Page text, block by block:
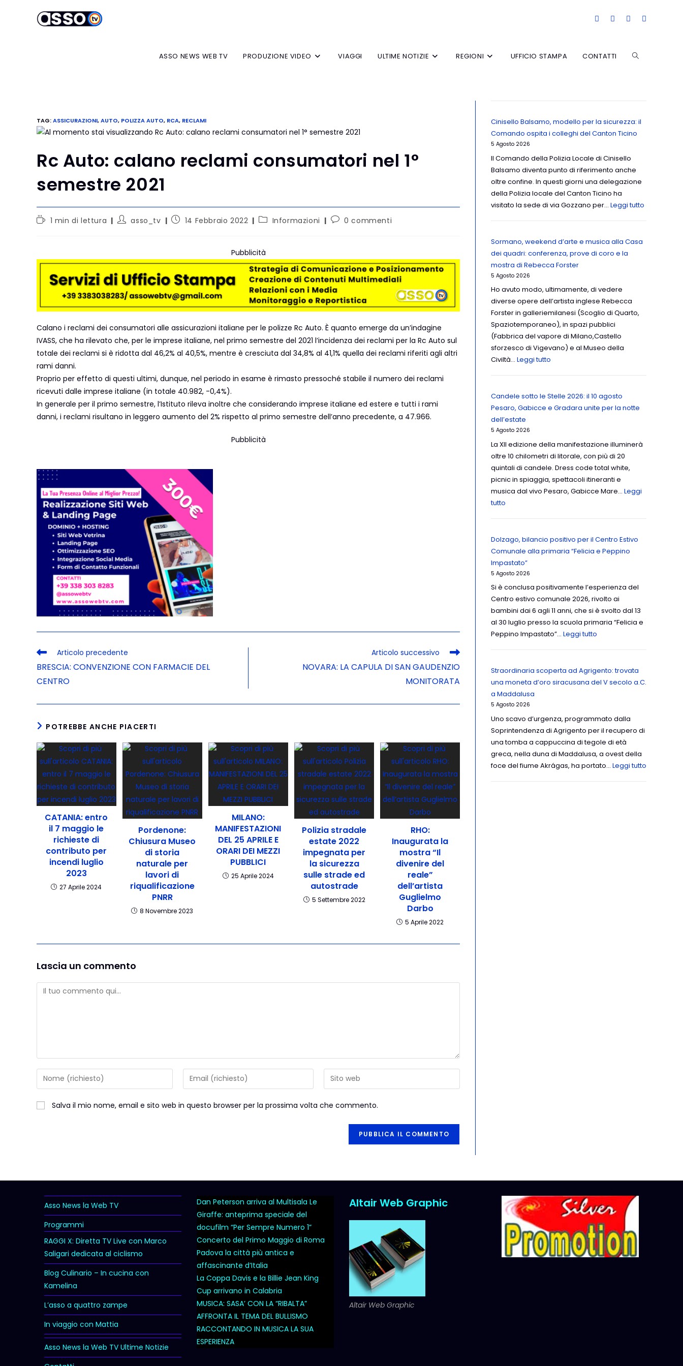
ASSO NEWS WEB TV PRODUZIONE VIDEO VIAGGI ULTIME NOTIZIE REGIONI UFFICIO STAMPA CONTATTI
TAG:ASSICURAZIONI,AUTO, POLIZZA AUTO, RCA, RECLAMI
Rc Auto: calano reclami consumatori nel 1°
semestre 2021
1 min di lettura asso_tv 14 Febbraio 2022 Informazioni 0 commenti
Pubblicità
Calano i reclami dei consumatori alle assicurazioni italiane per le polizze Rc Auto. È quanto emerge da un’indagine
IVASS, che ha rilevato che, per le imprese italiane, nel primo semestre del 2021 l’incidenza dei reclami per la Rc Auto sul
totale dei reclami si è ridotta dal 46,2% al 40,5%, mentre è cresciuta dal 34,8% al 41,1% quella dei reclami riferiti agli altri
rami danni.
Proprio per effetto di questi ultimi, dunque, nel periodo in esame è rimasto pressoché stabile il numero dei reclami
ricevuti dalle imprese italiane (in totale 40.982, -0,4%).
In generale per il primo semestre, l’Istituto rileva inoltre che considerando imprese italiane ed estere e tutti i rami
danni, i reclami risultano in leggero aumento del 2% rispetto al primo semestre dell’anno precedente, a 47.966.
Pubblicità
Articolo precedente
BRESCIA: CONVENZIONE CON FARMACIE DEL
CENTRO
Articolo successivo
NOVARA: LA CAPULA DI SAN GAUDENZIO
MONITORATA
POTREBBE ANCHE PIACERTI
CATANIA: entro
il 7 maggio le
richieste di
contributo per
incendi luglio
2023
27 Aprile 2024
Pordenone:
Chiusura Museo
di storia
naturale per
lavori di
riqualificazione
PNRR
8 Novembre 2023
MILANO:
MANIFESTAZIONI
DEL 25 APRILE E
ORARI DEI MEZZI
PUBBLICI
25 Aprile 2024
Polizia stradale
estate 2022
impegnata per
la sicurezza
sulle strade ed
autostrade
5 Settembre 2022
RHO:
Inaugurata la
mostra “Il
divenire del
reale”
dell’artista
Guglielmo
Darbo
5 Aprile 2022
Lascia un commento
Salva il mio nome, email e sito web in questo browser per la prossima volta che commento.
Cinisello Balsamo, modello per la sicurezza: il
Comando ospita i colleghi del Canton Ticino
5 Agosto 2026
Il Comando della Polizia Locale di Cinisello
Balsamo diventa punto di riferimento anche
oltre confine. In questi giorni una delegazione
della Polizia locale del Canton Ticino ha
visitato la sede di via Gozzano per… Leggi tutto
Sormano, weekend d’arte e musica alla Casa
dei quadri: conferenza, prove di coro e la
mostra di Rebecca Forster
5 Agosto 2026
Ho avuto modo, ultimamente, di vedere
diverse opere dell’artista inglese Rebecca
Forster in galleriemilanesi (Scoglio di Quarto,
Spaziotemporaneo), in spazi pubblici
(Fabbrica del vapore di Milano,Castello
sforzesco di Vigevano) e al Museo della
Civiltà… Leggi tutto
Candele sotto le Stelle 2026: il 10 agosto
Pesaro, Gabicce e Gradara unite per la notte
dell’estate
5 Agosto 2026
La XII edizione della manifestazione illuminerà
oltre 10 chilometri di litorale, con più di 20
quintali di candele. Dress code total white,
picnic in spiaggia, spettacoli itineranti e
musica dal vivo Pesaro, Gabicce Mare… Leggi
tutto
Dolzago, bilancio positivo per il Centro Estivo
Comunale alla primaria “Felicia e Peppino
Impastato”
5 Agosto 2026
Si è conclusa positivamente l’esperienza del
Centro estivo comunale 2026, rivolto ai
bambini dai 6 agli 11 anni, che si è svolto dal 13
al 30 luglio presso la scuola primaria “Felicia e
Peppino Impastato”… Leggi tutto
Straordinaria scoperta ad Agrigento: trovata
una moneta d’oro siracusana del V secolo a.C.
a Maddalusa
5 Agosto 2026
Uno scavo d’urgenza, programmato dalla
Soprintendenza di Agrigento per il recupero di
una tomba a cappuccina di tegole di età
greca, nella duna di Maddalusa, a ovest della
foce del fiume Akrágas, ha portato… Leggi tutto
Asso News la Web TV
Programmi
RAGGI X: Diretta TV Live con Marco
Saligari dedicata al ciclismo
Blog Culinario – In cucina con
Kamelina
L’asso a quattro zampe
In viaggio con Mattia
Asso News la Web TV Ultime Notizie
Dan Peterson arriva al Multisala Le
Giraffe: anteprima speciale del
docufilm “Per Sempre Numero 1”
Concerto del Primo Maggio di Roma
Padova la città più antica e
affascinante d’Italia
La Coppa Davis e la Billie Jean King
Cup arrivano in Calabria
MUSICA: SASA’ CON LA “RIBALTA”
AFFRONTA IL TEMA DEL BULLISMO
RACCONTANDO IN MUSICA LA SUA
ESPERIENZA
Altair Web Graphic
Altair Web Graphic